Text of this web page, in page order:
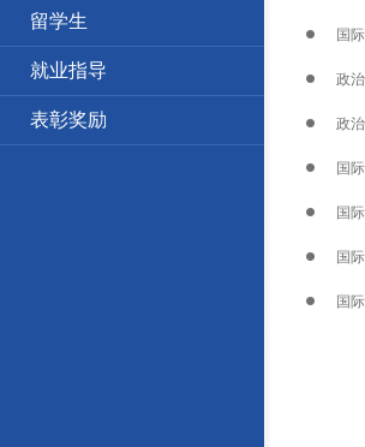
留学生
就业指导
表彰奖励
国
政
政
国
国
国
国